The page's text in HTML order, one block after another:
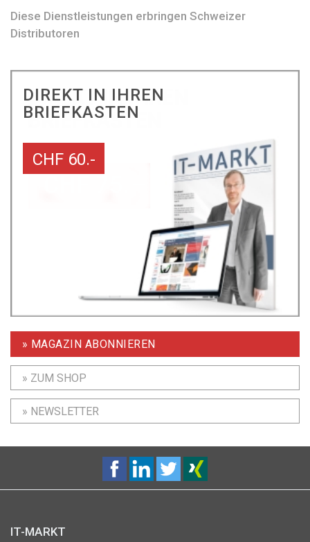
Diese Dienstleistungen erbringen Schweizer
Distributoren
DIREKT IN IHREN
BRIEFKASTEN
CHF 60.-
» MAGAZIN ABONNIEREN
» ZUM SHOP
» NEWSLETTER
IT-MARKT